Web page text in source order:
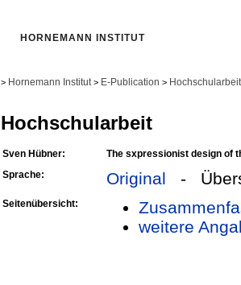
HORNEMANN INSTITUT
> Hornemann Institut > E-Publication >
Hochschularbeit
Sven Hübner:
The sxpressionist design of
Sprache:
Original -
Seitenübersicht:
weitere